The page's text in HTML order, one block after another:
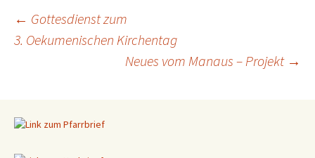
Beitragsnavigation
← Gottesdienst zum
3. Oekumenischen Kirchentag
Neues vom Manaus – Projekt →